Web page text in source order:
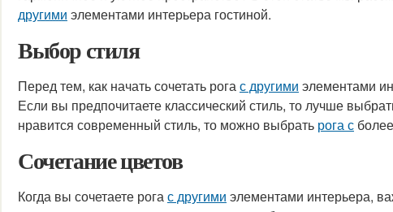
другими элементами интерьера гостиной.
Выбор стиля
Перед тем, как начать сочетать рогас другими элементами
Если вы предпочитаете классический стиль, то лучше
нравится современный стиль, то можно выбрать рога с
Сочетание цветов
Когда вы сочетаете рогас другими элементами интерьера,